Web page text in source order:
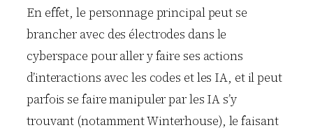
En effet, le personnage principal peut se
brancher avec des électrodes dans le
cyberspace pour aller y faire ses actions
d’interactions avec les codes et les IA, et il peut
parfois se faire manipuler par les IA s’y
trouvant (notamment Winterhouse), le faisant